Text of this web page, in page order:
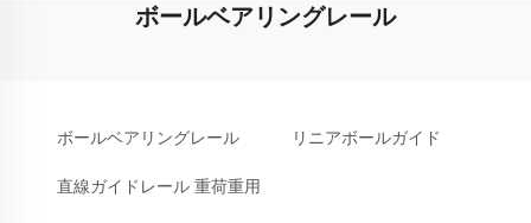
ボールベアリングレール
ボールベアリングレール リニアボールガイド
直線ガイドレール 重荷重用